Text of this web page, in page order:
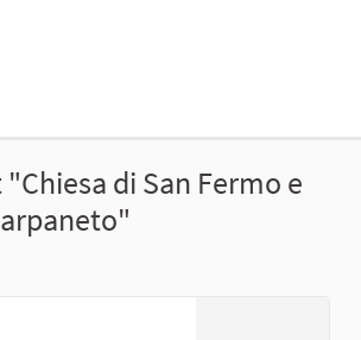
di San Fermo e